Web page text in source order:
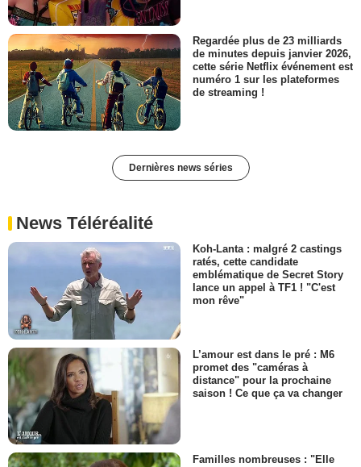
Regardée plus de 23 milliards
de minutes depuis janvier 2026,
cette série Netflix événement est
numéro 1 sur les plateformes
de streaming !
Dernières news séries
News Téléréalité
Koh-Lanta : malgré 2 castings
ratés, cette candidate
emblématique de Secret Story
lance un appel à TF1 ! "C'est
mon rêve"
L’amour est dans le pré : M6
promet des "caméras à
distance" pour la prochaine
saison ! Ce que ça va changer
Familles nombreuses : "Elle